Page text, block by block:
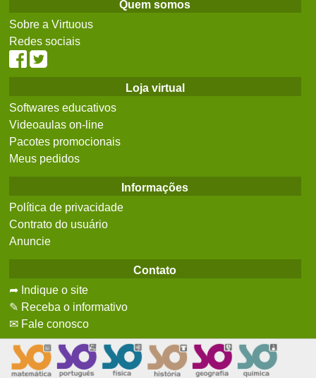
Quem somos
Sobre a Virtuous
Redes sociais
Loja virtual
Softwares educativos
Videoaulas on-line
Pacotes promocionais
Meus pedidos
Informações
Política de privacidade
Contrato do usuário
Anuncie
Contato
➦ Indique o site
✎ Receba o informativo
✉ Fale conosco